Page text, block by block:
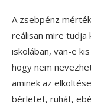
A zsebpénz
reálisan mire tudja
iskolában, van-e
hogy nem
aminek az
bérletet, ruhát,